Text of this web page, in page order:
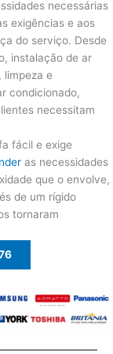
necessárias
exigências e aos
do serviço. Desde
instalação de ar
limpeza e
condicionado,
necessitam
fácil e exige
as necessidades
que o envolve,
de um rígido
tornaram